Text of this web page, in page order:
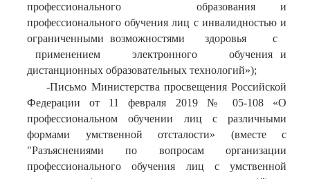
профессионального образования и
профессионального обучения лиц с инвалидностью и
ограниченными возможностями здоровья с
применением электронного обучения и
дистанционных образовательных технологий»);
-Письмо Министерства просвещения Российской
Федерации от 11 февраля 2019 № 05-108 «О
профессиональном обучении лиц с различными
формами умственной отсталости» (вместе с
"Разъяснениями по вопросам организации
профессионального обучения лиц с умственной